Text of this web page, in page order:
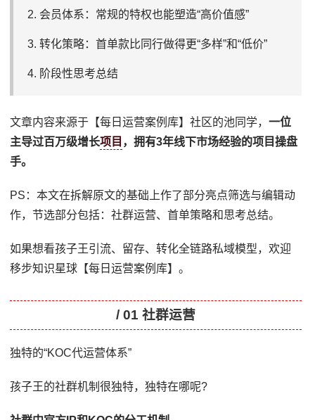
2. 会员体系：常规的特权也能塑造“高价值感”
3. 转化策略：首单款比同行做得更“多样”和“低价”
4. 阶段性思考总结
文章内容来源于【每日运营案例库】社区的池同学，一位
主导过百万级增长项目 ，拥有3年线下市场经验的项目操盘
手。
PS：本文在拆解原文的基础上作了部分亮点筛选与编辑动
作，节选部分包括：社群运营、首单策略和思考总结。
如果想看孩子王引流、留存、转化全链路私域模型，欢迎
移步知识星球【每日运营案例库】。
/ 01 社群运营
独特的“KOC代运营体系”
孩子王的社群机制很独特，独特在哪呢?